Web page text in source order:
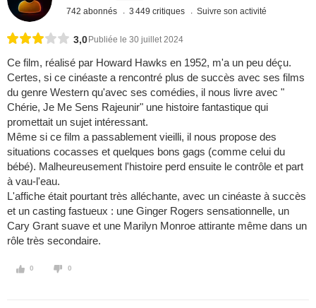
742 abonnés 3 449 critiques Suivre son activité
3,0 Publiée le 30 juillet 2024
Ce film, réalisé par Howard Hawks en 1952, m'a un peu déçu.
Certes, si ce cinéaste a rencontré plus de succès avec ses films
du genre Western qu'avec ses comédies, il nous livre avec "
Chérie, Je Me Sens Rajeunir" une histoire fantastique qui
promettait un sujet intéressant.
Même si ce film a passablement vieilli, il nous propose des
situations cocasses et quelques bons gags (comme celui du
bébé). Malheureusement l'histoire perd ensuite le contrôle et part
à vau-l'eau.
L'affiche était pourtant très alléchante, avec un cinéaste à succès
et un casting fastueux : une Ginger Rogers sensationnelle, un
Cary Grant suave et une Marilyn Monroe attirante même dans un
rôle très secondaire.
0 0